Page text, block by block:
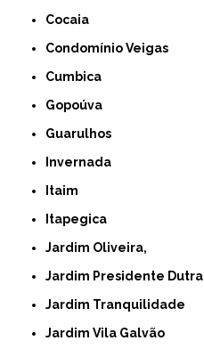
Cocaia
Condomínio Veigas
Cumbica
Gopoúva
Guarulhos
Invernada
Itaim
Itapegica
Jardim Oliveira,
Jardim Presidente Dutra
Jardim Tranquilidade
Jardim Vila Galvão